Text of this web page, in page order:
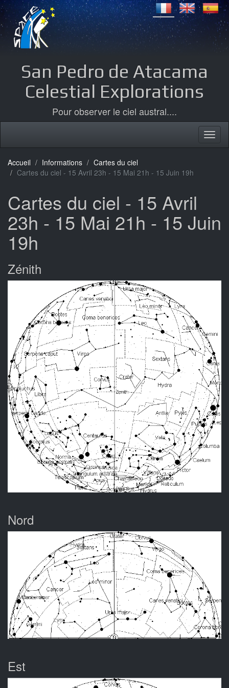
San Pedro de Atacama
Celestial Explorations
Pour observer le ciel austral....
Accueil Informations
Cartes du ciel
Cartes du ciel - 15 Avril 23h - 15 Mai 21h - 15 Juin 19h
Cartes du ciel - 15 Avril
23h - 15 Mai 21h - 15 Juin
19h
Zénith
Nord
Est